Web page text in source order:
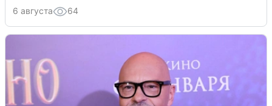
6 августа 64